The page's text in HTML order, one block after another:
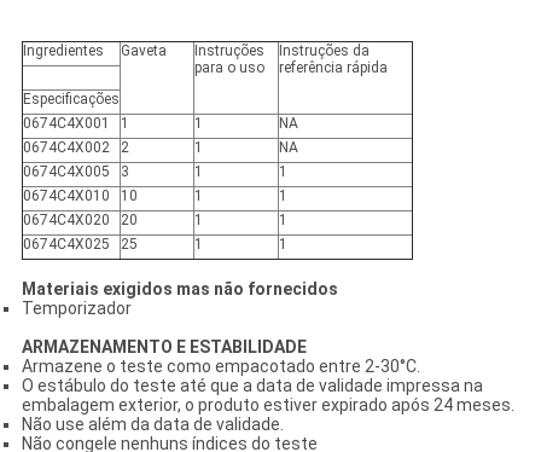
Ingredientes Gaveta
Instruções
para o uso
Instruções da
referência rápida
Especificações
0674C4X001
1 1
NA
0674C4X002
2 1
NA
0674C4X005
3 1
1
0674C4X010
10 1
1
0674C4X020
20 1
1
0674C4X025
25 1 1
Materiais exigidos mas não fornecidos
Temporizador
ARMAZENAMENTO E ESTABILIDADE
Armazene o teste como empacotado entre 2-30°C.
O estábulo do teste até que a data de validade impressa na
embalagem exterior, o produto estiver expirado após 24 meses.
Não use além da data de validade.
Não congele nenhuns índices do teste